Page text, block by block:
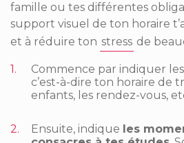
famille ou tes différentes
support visuel de ton horaire
et à réduire ton stress de
Commence par indiquer les
c’est-à-dire ton horaire de
enfants, les rendez-vous,
Ensuite, indique les